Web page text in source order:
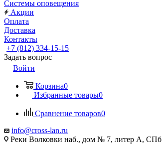
Системы оповещения
Акции
Оплата
Доставка
Контакты
+7 (812) 334-15-15
Задать вопрос
Войти
Корзина0
Избранные товары0
Сравнение товаров0
info@cross-lan.ru
Реки Волковки наб., дом № 7, литер А, СПб